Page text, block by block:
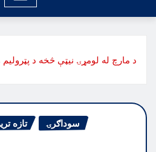
د مارچ له لومړۍ نیټې څخه د
تازه
سوداګرۍ